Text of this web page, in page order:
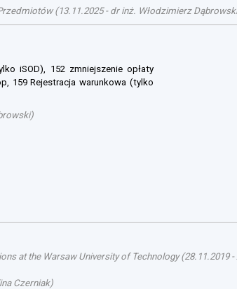
(13.11.2025- dr inż. Włodzimierz Dąbrowski
iSOD), 152 zmniejszenie opłaty
159 Rejestracja warunkowa (tylko
)
at the Warsaw University of Technology(28.11.2019-
Czerniak)